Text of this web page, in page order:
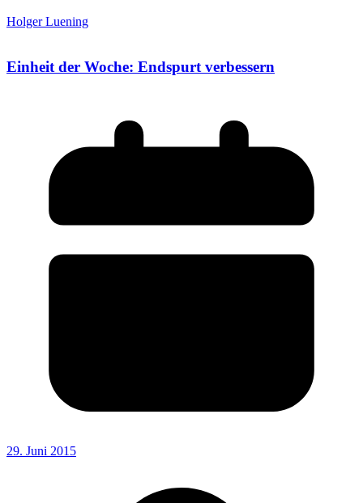
Holger Luening
Einheit der Woche: Endspurt verbessern
29. Juni 2015